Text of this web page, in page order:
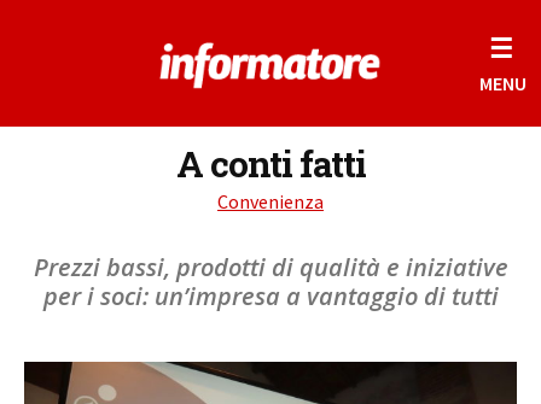
☰
MENU
A conti fatti
Convenienza
Prezzi bassi, prodotti di qualità e iniziative
per i soci: un’impresa a vantaggio di tutti